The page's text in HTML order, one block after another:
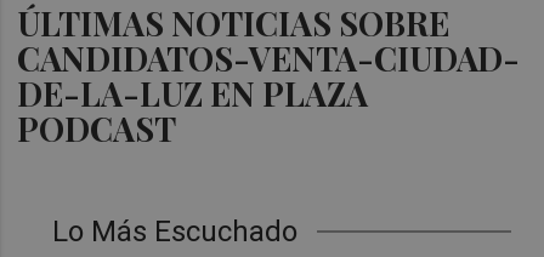
ÚLTIMAS NOTICIAS SOBRE
CANDIDATOS-VENTA-CIUDAD-
DE-LA-LUZ EN PLAZA
PODCAST
Lo Más Escuchado